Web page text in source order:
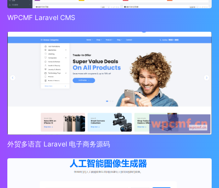
WPCMF Laravel CMS
外贸多语言 Laravel 电子商务源码